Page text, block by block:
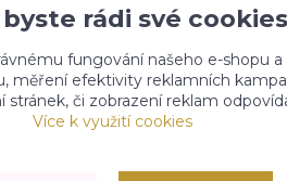
Upravit sběr cookies.
byste rádi své
fungování našeho e-shopu a
měření efektivity reklamních
stránek, či zobrazení reklam
Více k využití cookies